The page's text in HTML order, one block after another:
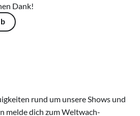
Dank!
rund um unsere Shows und
melde dich zum Weltwach-